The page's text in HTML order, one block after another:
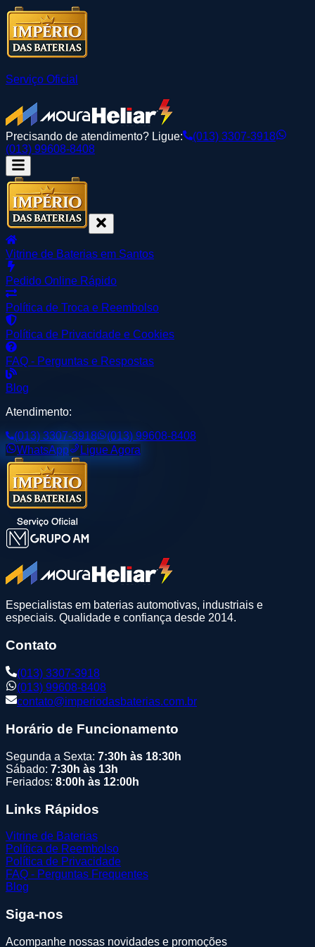
Serviço Oficial
Precisando de atendimento? Ligue:
(013) 3307-3918
(013) 99608-8408
Vitrine de Baterias em Santos
Pedido Online Rápido
Política de Troca e Reembolso
Política de Privacidade e Cookies
FAQ - Perguntas e Respostas
Blog
Atendimento:
(013) 3307-3918
(013) 99608-8408
WhatsApp
Ligue Agora
Especialistas em baterias automotivas, industriais e
especiais. Qualidade e confiança desde 2014.
Contato
(013) 3307-3918
(013) 99608-8408
contato@imperiodasbaterias.com.br
Horário de Funcionamento
Segunda a Sexta: 7:30h às 18:30h
Sábado: 7:30h às 13h
Feriados: 8:00h às 12:00h
Links Rápidos
Vitrine de Baterias
Política de Reembolso
Política de Privacidade
FAQ - Perguntas Frequentes
Blog
Siga-nos
Acompanhe nossas novidades e promoções